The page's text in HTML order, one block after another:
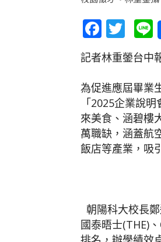
記者林重鎣台中
為促進應屆畢業
「2025企業說
來美食、涵碧樓
萬職缺，涵蓋航
飯店等產業，吸
朝陽科大校長
國泰晤士(THE)